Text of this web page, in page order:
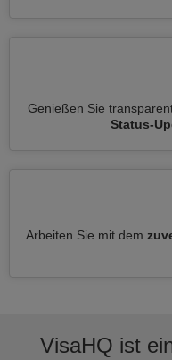
Genießen Sie
Status-
Arbeiten Sie mit dem
VisaHQ ist